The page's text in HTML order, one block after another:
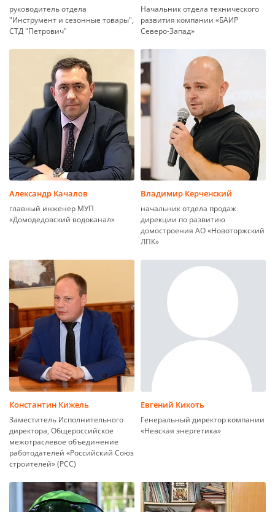
руководитель отдела
"Инструмент и сезонные товары",
СТД "Петрович"
Начальник отдела технического
развития компании «БАИР
Северо-Запад»
Александр Качалов
главный инженер МУП
«Домодедовский водоканал»
Владимир Керченский
начальник отдела продаж
дирекции по развитию
домостроения АО «Новоторжский
ЛПК»
Константин Кижель
Заместитель Исполнительного
директора, Общероссийское
межотраслевое объединение
работодателей «Российский Союз
строителей» (РСС)
Евгений Кикоть
Генеральный директор компании
«Невская энергетика»